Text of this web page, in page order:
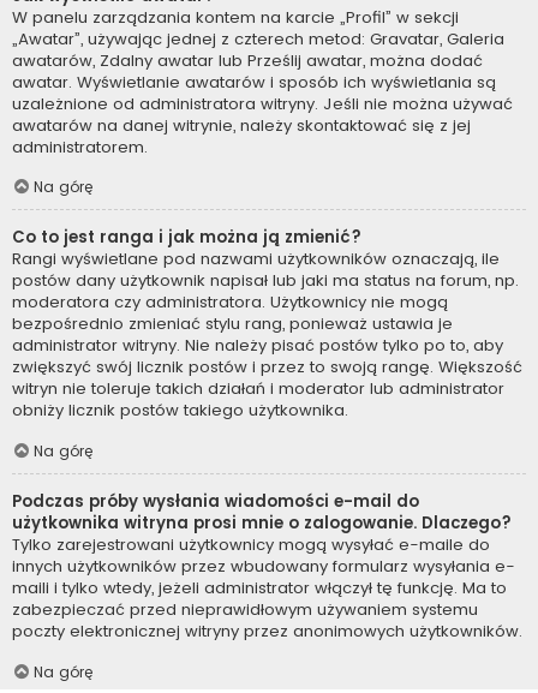
W panelu zarządzania kontem na karcie „Profil” w sekcji
„Awatar”, używając jednej z czterech metod: Gravatar, Galeria
awatarów, Zdalny awatar lub Prześlij awatar, można dodać
awatar. Wyświetlanie awatarów i sposób ich wyświetlania są
uzależnione od administratora witryny. Jeśli nie można używać
awatarów na danej witrynie, należy skontaktować się z jej
administratorem.
Na górę
Co to jest ranga i jak można ją zmienić?
Rangi wyświetlane pod nazwami użytkowników oznaczają, ile
postów dany użytkownik napisał lub jaki ma status na forum, np.
moderatora czy administratora. Użytkownicy nie mogą
bezpośrednio zmieniać stylu rang, ponieważ ustawia je
administrator witryny. Nie należy pisać postów tylko po to, aby
zwiększyć swój licznik postów i przez to swoją rangę. Większość
witryn nie toleruje takich działań i moderator lub administrator
obniży licznik postów takiego użytkownika.
Na górę
Podczas próby wysłania wiadomości e-mail do
użytkownika witryna prosi mnie o zalogowanie. Dlaczego?
Tylko zarejestrowani użytkownicy mogą wysyłać e-maile do
innych użytkowników przez wbudowany formularz wysyłania e-
maili i tylko wtedy, jeżeli administrator włączył tę funkcję. Ma to
zabezpieczać przed nieprawidłowym używaniem systemu
poczty elektronicznej witryny przez anonimowych użytkowników.
Na górę